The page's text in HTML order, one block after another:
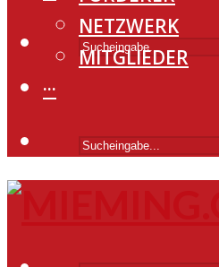
NETZWERK
MITGLIEDER
···